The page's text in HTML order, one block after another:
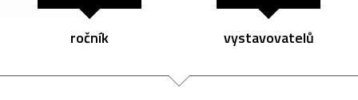
ročník vystavovatelů